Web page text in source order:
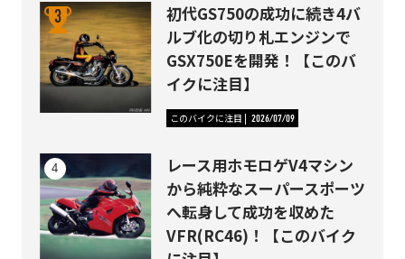
初代GS750の成功に続き4バ
ルブ化の切り札エンジンで
GSX750Eを開発！【このバ
イクに注目】
このバイクに注目 2026/07/09
レース用ホモロゲV4マシン
から純粋なスーパースポーツ
へ転身して成功を収めた
VFR(RC46)！【このバイク